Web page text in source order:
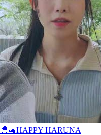
🐢HAPPY HARUNA